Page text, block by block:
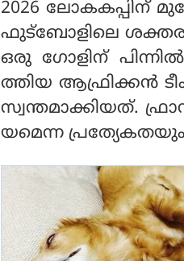
2026 ലോകകപ്പിന്
ഫുട്‌ബോളിലെ
ഒരു ഗോളിന്
ത്തിയ ആഫ്രിക്കന്‍
സ്വന്തമാക്കിയത്.
യമെന്ന